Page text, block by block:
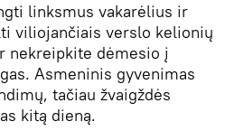
linksmus vakarėlius ir
viliojančiais verslo kelionių
nekreipkite dėmesio į
Asmeninis gyvenimas
tačiau žvaigždės
kitą dieną.